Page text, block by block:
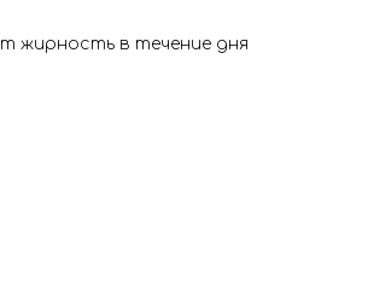
жирность в течение дня